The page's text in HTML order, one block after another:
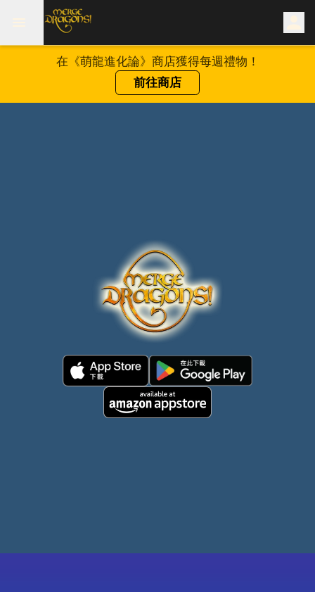
在《萌龍進化論》商店獲得每週禮物！
前往商店